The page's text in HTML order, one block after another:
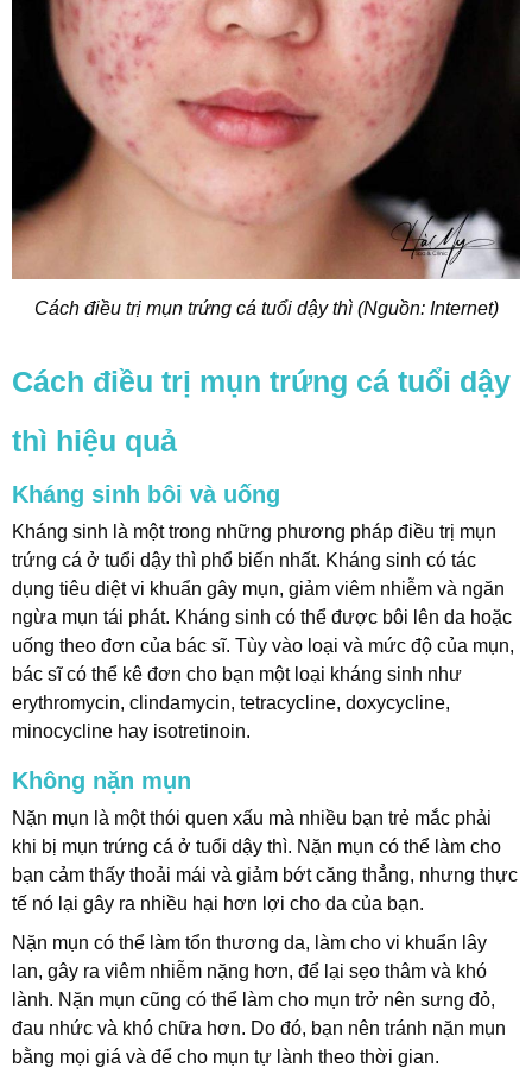
Cách điều trị mụn trứng cá tuổi dậy thì (Nguồn: Internet)
Cách điều trị mụn trứng cá tuổi dậy
thì hiệu quả
Kháng sinh bôi và uống
Kháng sinh là một trong những phương pháp điều trị mụn
trứng cá ở tuổi dậy thì phổ biến nhất. Kháng sinh có tác
dụng tiêu diệt vi khuẩn gây mụn, giảm viêm nhiễm và ngăn
ngừa mụn tái phát. Kháng sinh có thể được bôi lên da hoặc
uống theo đơn của bác sĩ. Tùy vào loại và mức độ của mụn,
bác sĩ có thể kê đơn cho bạn một loại kháng sinh như
erythromycin, clindamycin, tetracycline, doxycycline,
minocycline hay isotretinoin.
Không nặn mụn
Nặn mụn là một thói quen xấu mà nhiều bạn trẻ mắc phải
khi bị mụn trứng cá ở tuổi dậy thì. Nặn mụn có thể làm cho
bạn cảm thấy thoải mái và giảm bớt căng thẳng, nhưng thực
tế nó lại gây ra nhiều hại hơn lợi cho da của bạn.
Nặn mụn có thể làm tổn thương da, làm cho vi khuẩn lây
lan, gây ra viêm nhiễm nặng hơn, để lại sẹo thâm và khó
lành. Nặn mụn cũng có thể làm cho mụn trở nên sưng đỏ,
đau nhức và khó chữa hơn. Do đó, bạn nên tránh nặn mụn
bằng mọi giá và để cho mụn tự lành theo thời gian.